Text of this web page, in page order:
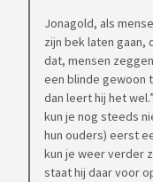
Jonagold, als
zijn bek laten gaan,
dat, mensen
een blinde gewoon
dan leert hij het
kun je nog steeds
hun ouders) eerst
kun je weer verder
staat hij daar voor